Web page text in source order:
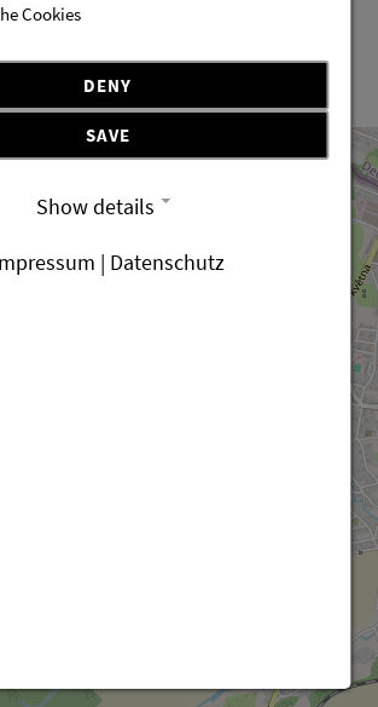
Leaflet| ©OpenStreetMapcontributors
Cookies
DENY
SAVE
Show details
| Datenschutz